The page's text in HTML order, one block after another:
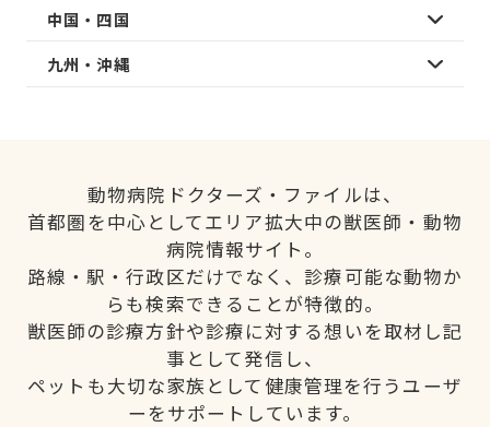
中国・四国
九州・沖縄
動物病院ドクターズ・ファイルは、
首都圏を中心としてエリア拡大中の獣医師・動物
病院情報サイト。
路線・駅・行政区だけでなく、診療可能な動物か
らも検索できることが特徴的。
獣医師の診療方針や診療に対する想いを取材し記
事として発信し、
ペットも大切な家族として健康管理を行うユーザ
ーをサポートしています。